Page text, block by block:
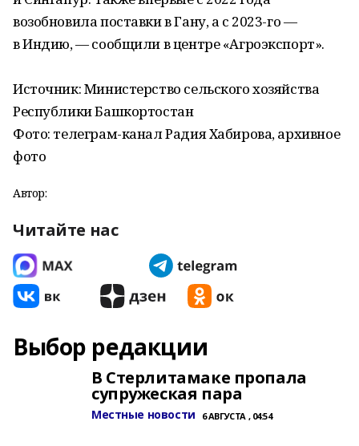
возобновила поставки в Гану, а с 2023-го —
в Индию, — сообщили в центре «Агроэкспорт».
Источник: Министерство сельского хозяйства
Республики Башкортостан
Фото: телеграм-канал Радия Хабирова, архивное
фото
Автор:
Читайте нас
Выбор редакции
В Стерлитамаке пропала
супружеская пара
Местные новости 6 АВГУСТА , 04:54